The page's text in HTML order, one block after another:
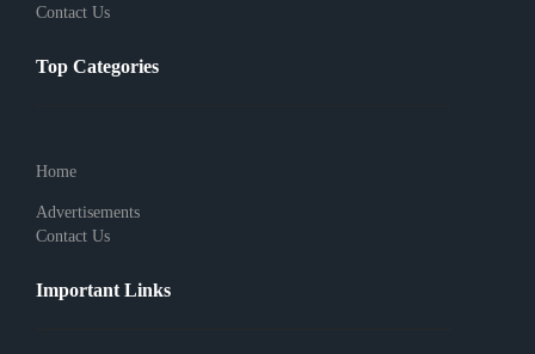
Contact Us
Top Categories
Home
Advertisements
Contact Us
Important Links